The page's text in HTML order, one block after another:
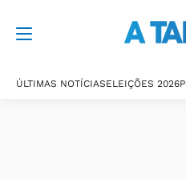
ÚLTIMAS NOTÍCIASELEIÇÕES 2026